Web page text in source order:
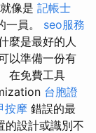
像是 記帳士
一員。 seo服務
麼是最好的人
以準備一份有
在免費工具
台胞證
按摩 錯誤的最
的設計或識別不